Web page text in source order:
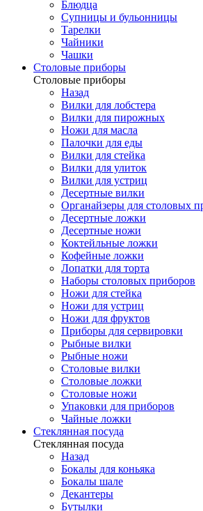
Блюдца
Супницы и бульонницы
Тарелки
Чайники
Чашки
Cтоловые приборы
Cтоловые приборы
Назад
Вилки для лобстера
Вилки для пирожных
Ножи для масла
Палочки для еды
Вилки для стейка
Вилки для улиток
Вилки для устриц
Десертные вилки
Органайзеры для столовых
Десертные ложки
Десертные ножи
Коктейльные ложки
Кофейные ложки
Лопатки для торта
Наборы столовых приборов
Ножи для стейка
Ножи для устриц
Ножи для фруктов
Приборы для сервировки
Рыбные вилки
Рыбные ножи
Столовые вилки
Столовые ложки
Столовые ножи
Упаковки для приборов
Чайные ложки
Стеклянная посуда
Стеклянная посуда
Назад
Бокалы для коньяка
Бокалы шале
Декантеры
Бутылки